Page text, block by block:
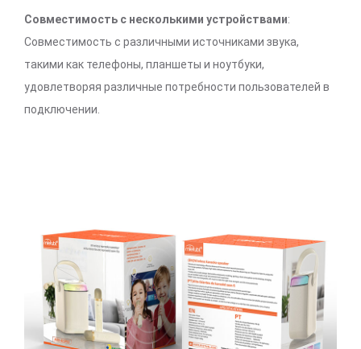
Совместимость с несколькими устройствами:
Совместимость с различными источниками звука,
такими как телефоны, планшеты и ноутбуки,
удовлетворяя различные потребности пользователей в
подключении.